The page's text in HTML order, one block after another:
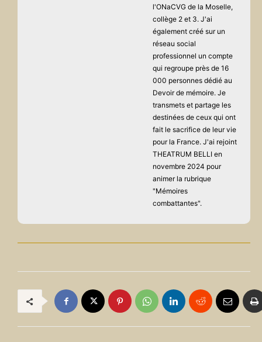
l'ONaCVG de la Moselle,
collège 2 et 3. J'ai
également créé sur un
réseau social
professionnel un compte
qui regroupe près de 16
000 personnes dédié au
Devoir de mémoire. Je
transmets et partage les
destinées de ceux qui ont
fait le sacrifice de leur vie
pour la France. J'ai rejoint
THEATRUM BELLI en
novembre 2024 pour
animer la rubrique
"Mémoires
combattantes".